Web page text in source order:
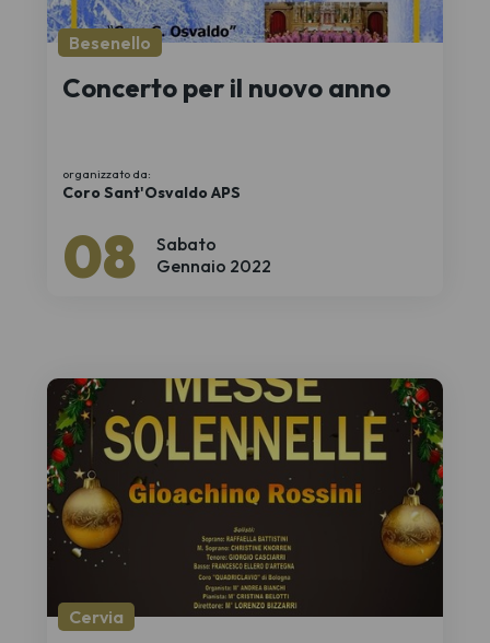
Sabato
08 Gennaio 2022
Besenello
Concerto per il nuovo anno
organizzato da:
Coro Sant'Osvaldo APS
Cervia